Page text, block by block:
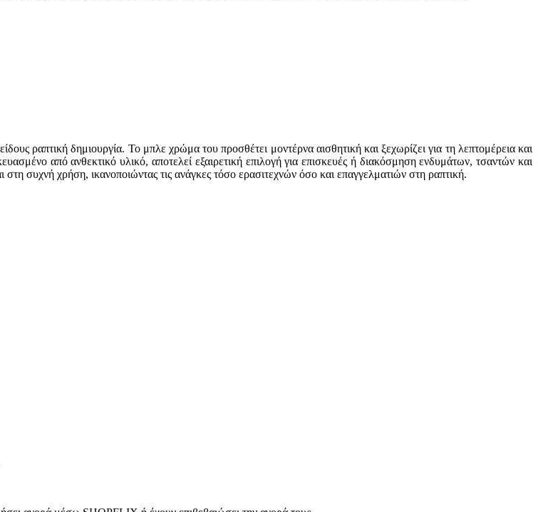
ραπτική δημιουργία. Το μπλε χρώμα του προσθέτει μοντέρνα αισθητική και ξεχωρίζει για τη λεπτομέρεια και
από ανθεκτικό υλικό, αποτελεί εξαιρετική επιλογή για επισκευές ή διακόσμηση ενδυμάτων, τσαντών και
συχνή χρήση, ικανοποιώντας τις ανάγκες τόσο ερασιτεχνών όσο και επαγγελματιών στη ραπτική.